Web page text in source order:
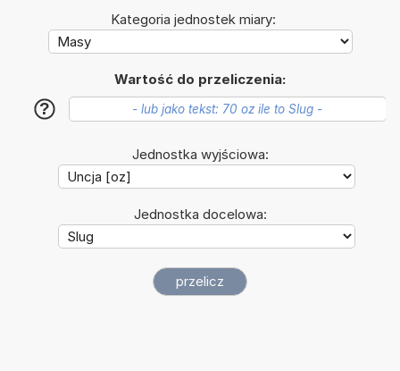
Kategoria jednostek miary:
Wartość do przeliczenia:
?
Jednostka wyjściowa:
Jednostka docelowa: